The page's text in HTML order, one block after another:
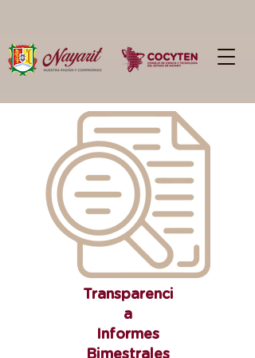
Transparenci
a
Informes
Bimestrales